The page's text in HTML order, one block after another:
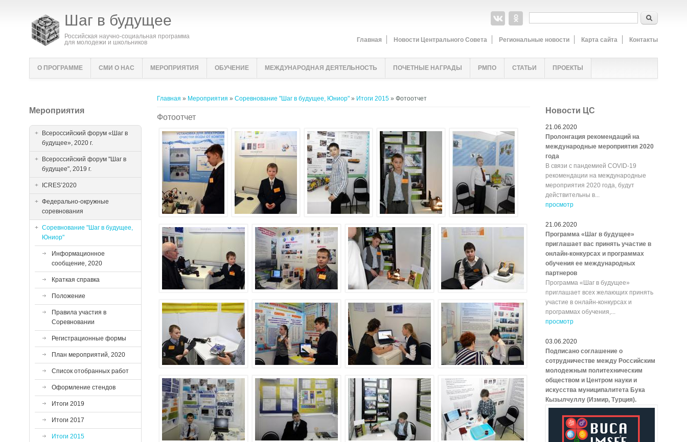
Главная Новости Центрального Совета Региональные новости Карта сайта Контакты
Шаг в будущее
Российская научно-социальная программа
для молодежи и школьников
О ПРОГРАММЕ СМИ О НАС МЕРОПРИЯТИЯ ОБУЧЕНИЕ МЕЖДУНАРОДНАЯ ДЕЯТЕЛЬНОСТЬ ПОЧЕТНЫЕ НАГРАДЫ РМПО СТАТЬИ ПРОЕКТЫ
Вы здесь
Главная » Мероприятия » Соревнование "Шаг в будущее, Юниор" » Итоги 2015 » Фотоотчет
Фотоотчет
Мероприятия
Всероссийский форум «Шаг в
будущее», 2020 г.
Всероссийский форум "Шаг в
будущее", 2019 г.
ICRES’2020
Федерально-окружные
соревнования
Соревнование "Шаг в будущее,
Юниор"
Информационное
сообщение, 2020
Краткая справка
Положение
Правила участия в
Соревновании
Регистрационные формы
План мероприятий, 2020
Список отобранных работ
Оформление стендов
Итоги 2019
Итоги 2017
Итоги 2015
Новости ЦС
21.06.2020
Пролонгация рекомендаций на
международные мероприятия 2020
года
В связи с пандемией COVID-19
рекомендации на международные
мероприятия 2020 года, будут
действительны в...
просмотр
21.06.2020
Программа «Шаг в будущее»
приглашает вас принять участие в
онлайн-конкурсах и программах
обучения ее международных
партнеров
Программа «Шаг в будущее»
приглашает всех желающих принять
участие в онлайн-конкурсах и
программах обучения,...
просмотр
03.06.2020
Подписано соглашение о
сотрудничестве между Российским
молодежным политехническим
обществом и Центром науки и
искусства муниципалитета Бука
Кызылчуллу (Измир, Турция).